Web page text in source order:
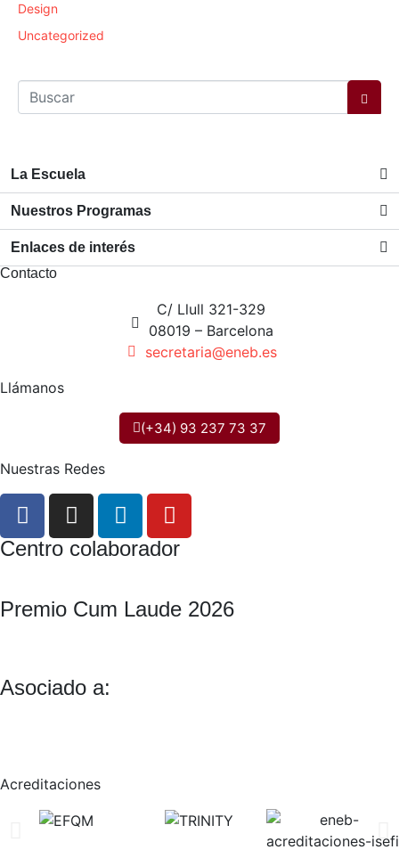
Design
Uncategorized
La Escuela
Nuestros Programas
Enlaces de interés
Contacto
C/ Llull 321-329
08019 – Barcelona
secretaria@eneb.es
Llámanos
(+34) 93 237 73 37
Nuestras Redes
Centro colaborador
Premio Cum Laude 2026
Asociado a:
Acreditaciones